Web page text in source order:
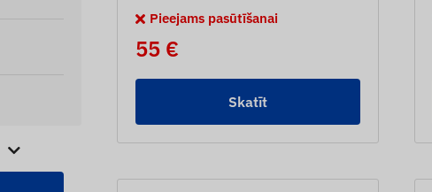
Pieejams pasūtīšanai
55 €
Skatīt